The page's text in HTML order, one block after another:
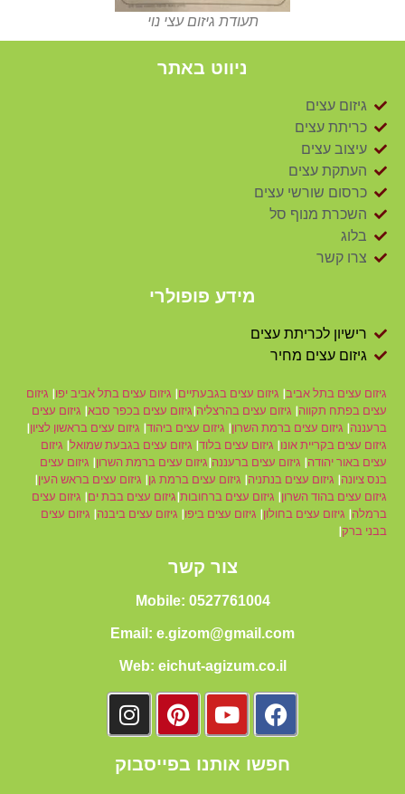
תעודת גיזום עצי נוי
ניווט באתר
גיזום עצים
כריתת עצים
עיצוב עצים
העתקת עצים
כרסום שורשי עצים
השכרת מנוף סל
בלוג
צרו קשר
מידע פופולרי
רישיון לכריתת עצים
גיזום עצים מחיר
גיזום עצים בתל אביב| גיזום עצים בגבעתיים| גיזום עצים בתל אביב יפו| גיזום
עצים בפתח תקווה| גיזום עצים בהרצליה|גיזום עצים בכפר סבא| גיזום עצים
ברעננה| גיזום עצים ברמת השרון| גיזום עצים ביהוד| גיזום עצים בראשון לציון|
גיזום עצים בקריית אונו| גיזום עצים בלוד| גיזום עצים בגבעת שמואל| גיזום
עצים באור יהודה| גיזום עצים ברעננה|גיזום עצים ברמת השרון| גיזום עצים
בנס ציונה| גיזום עצים בנתניה| גיזום עצים ברמת גן| גיזום עצים בראש העין|
גיזום עצים בהוד השרון| גיזום עצים ברחובות|גיזום עצים בבת ים| גיזום עצים
ברמלה| גיזום עצים בחולון| גיזום עצים ביפו| גיזום עצים ביבנה| גיזום עצים
בבני ברק|
צור קשר
Mobile: 0527761004
Email: e.gizom@gmail.com
Web: eichut-agizum.co.il
חפשו אותנו בפייסבוק